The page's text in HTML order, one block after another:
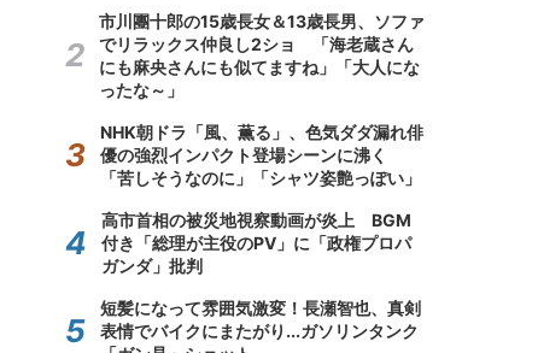
市川團十郎の15歳長女＆13歳長男、ソファ
でリラックス仲良し2ショ 「海老蔵さん
にも麻央さんにも似てますね」「大人にな
ったな～」
NHK朝ドラ「風、薫る」、色気ダダ漏れ俳
優の強烈インパクト登場シーンに沸く
「苦しそうなのに」「シャツ姿艶っぽい」
高市首相の被災地視察動画が炎上 BGM
付き「総理が主役のPV」に「政権プロパ
ガンダ」批判
短髪になって雰囲気激変！長瀬智也、真剣
表情でバイクにまたがり...ガソリンタンク